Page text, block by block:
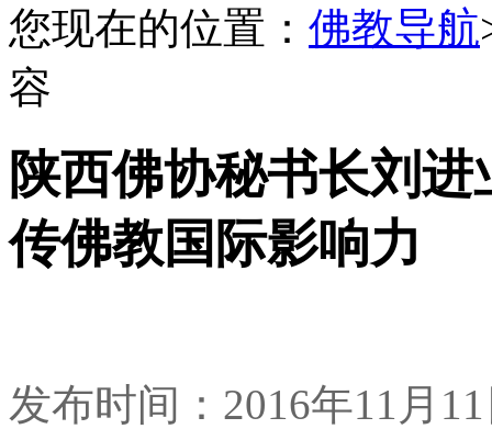
您现在的位置： 佛教导航
容
陕西佛协秘书长刘
传佛教国际影响力
发布时间：2016年11月